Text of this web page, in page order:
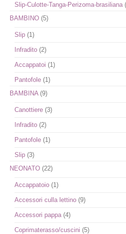
Slip-Culotte-Tanga-Perizoma-brasiliana
BAMBINO (5)
Slip (1)
Infradito (2)
Accappatoi (1)
Pantofole (1)
BAMBINA (9)
Canottiere (3)
Infradito (2)
Pantofole (1)
Slip (3)
NEONATO (22)
Accappatoio (1)
Accessori culla lettino (9)
Accessori pappa (4)
Coprimaterasso/cuscini (5)